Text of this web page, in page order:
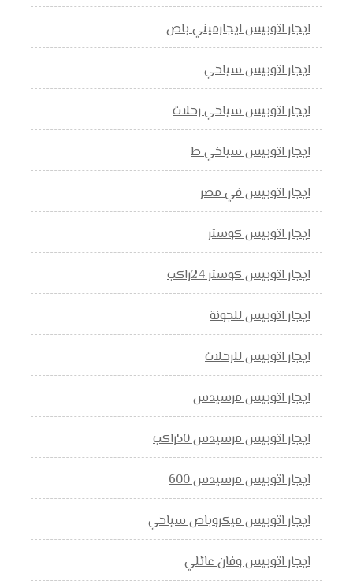
ايجار اتوبيس ايجارميني باص
ايجار اتوبيس سياحي
ايجار اتوبيس سياحي رحلات
ايجار اتوبيس سياخي ط
ايجار اتوبيس في مصر
ايجار اتوبيس كوستر
ايجار اتوبيس كوستر 24راكب
ايجار اتوبيس للجونة
ايجار اتوبيس للرحلات
ايجار اتوبيس مرسيدس
ايجار اتوبيس مرسيدس 50راكب
ايجار اتوبيس مرسيدس 600
ايجار اتوبيس ميكروباص سياحي
ايجار اتوبيس وفان عائلي